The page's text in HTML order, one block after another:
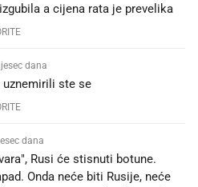
a cijena rata je prevelika
dana
uznemirili ste se
dana
Rusi će stisnuti botune.
Onda neće biti Rusije, neće